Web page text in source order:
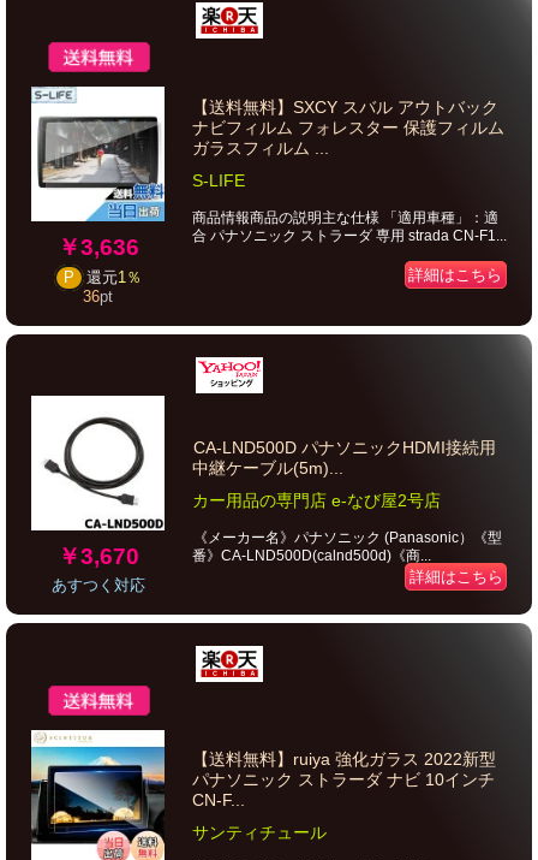
￥3,636
P 還元1％
36pt
【送料無料】SXCY スバル アウトバック
ナビフィルム フォレスター 保護フィルム
ガラスフィルム ...
S-LIFE
商品情報商品の説明主な仕様 「適用車種」：適
合 パナソニック ストラーダ 専用 strada CN-F1...
詳細はこちら
￥3,670
あすつく対応
CA-LND500D パナソニックHDMI接続用
中継ケーブル(5m)...
カー用品の専門店 e-なび屋2号店
《メーカー名》パナソニック (Panasonic）《型
番》CA-LND500D(calnd500d)《商...
詳細はこちら
【送料無料】ruiya 強化ガラス 2022新型
パナソニック ストラーダ ナビ 10インチ
CN-F...
サンティチュール